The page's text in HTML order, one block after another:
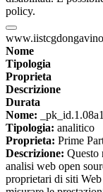
policy.
Nome
Tipologia
Proprieta
Descrizione
Durata
Nome: _pk_id.1.08a1
Tipologia: analitico
Proprieta: Prime
Descrizione: Questo
analisi web open
proprietari di siti